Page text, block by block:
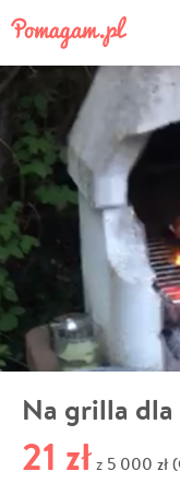
Na grilla
21 zł z 5 000 zł